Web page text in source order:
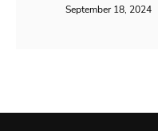
September 18, 2024